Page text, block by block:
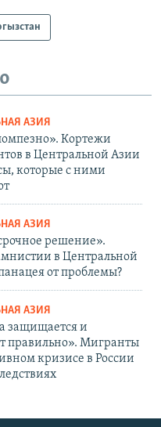
АЗИЯ
Кортежи
в Центральной Азии
которые с ними
АЗИЯ
решение».
в Центральной
от проблемы?
АЗИЯ
защищается и
правильно». Мигранты
кризисе в России